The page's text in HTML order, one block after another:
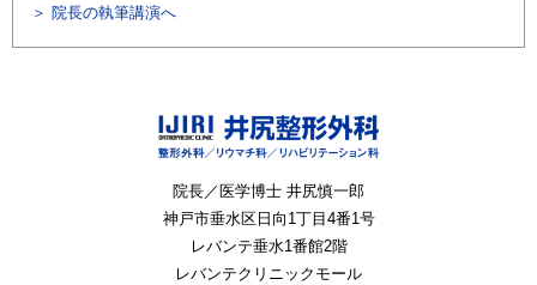
＞ 院長の執筆講演へ
院長／医学博士 井尻慎一郎
神戸市垂水区日向1丁目4番1号
レバンテ垂水1番館2階
レバンテクリニックモール